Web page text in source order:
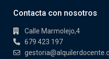
Contacta con nosotros
Calle Marmolejo,4
679 423 197